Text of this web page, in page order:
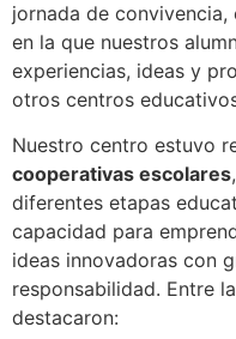
jornada de
en la que nuestros
experiencias, ideas y
otros centros
Nuestro centro estuvo
cooperativas escolares
diferentes etapas
capacidad para
ideas innovadoras con
responsabilidad. Entre
destacaron: